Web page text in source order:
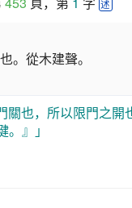
述
。從木建聲。
關也，所以限門之開
。』」